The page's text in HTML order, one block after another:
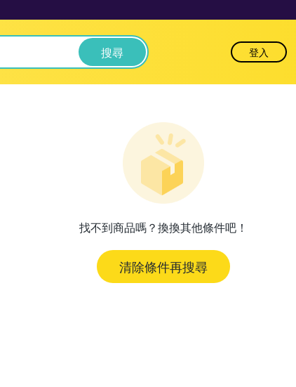
搜尋 登入
找不到商品嗎？換換其他條件吧！
清除條件再搜尋